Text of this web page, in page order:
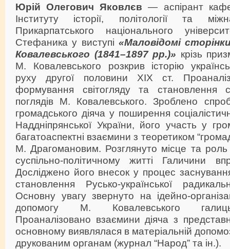
Юрій Олегович Яковлєв — аспірант
Інституту історії, політології та
Прикарпатського національного
Стефаника у виступі «Маловідомі
Ковалевського (1841–1897 рр.)» крізь
М. Ковалевського розкрив історію
руху другої половини ХІХ ст.
формування світогляду та становлення
поглядів М. Ковалевського. Зроблено
громадського діяча у поширення
Наддніпрянської України, його участь у
багатоаспектні взаємини з теоретиком
М. Драгомановим. Розглянуто місце та
суспільно-політичному житті Галичини
Досліджено його внесок у процес
становлення Русько-української
Основну увагу звернуто на ідейно-
допомогу М. Ковалевського
Проаналізовано взаємини діяча з
основному виявлялася в матеріальній
друкованим органам (журнал “Народ” та ін.).